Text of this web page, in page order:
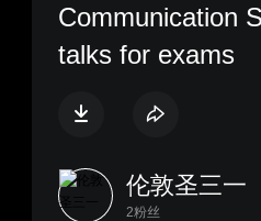
Communication
talks for exams
伦敦圣三一
2粉丝